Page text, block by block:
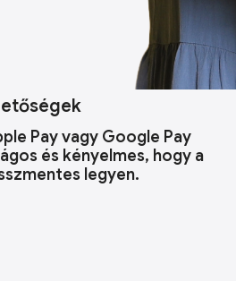
Pay vagy Google Pay
és kényelmes, hogy a
legyen.